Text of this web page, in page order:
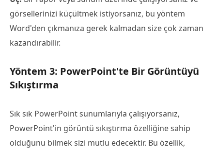
görsellerinizi küçültmek istiyorsanız, bu yöntem
Word'den çıkmanıza gerek kalmadan size çok zaman
kazandırabilir.
Yöntem 3: PowerPoint'te Bir Görüntüyü
Sıkıştırma
Sık sık PowerPoint sunumlarıyla çalışıyorsanız,
PowerPoint'in görüntü sıkıştırma özelliğine sahip
olduğunu bilmek sizi mutlu edecektir. Bu özellik,